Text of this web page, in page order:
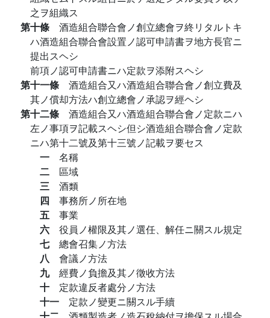
之ヲ組織ス
第十條 酒造組合聯合會ノ創立總會ヲ終リタルトキ
ハ酒造組合聯合會設置ノ認可申請書ヲ地方長官ニ
提出スヘシ
前項ノ認可申請書ニハ定款ヲ添附スヘシ
第十一條 酒造組合又ハ酒造組合聯合會ノ創立費及
其ノ償却方法ハ創立總會ノ承認ヲ經ヘシ
第十二條 酒造組合又ハ酒造組合聯合會ノ定款ニハ
左ノ事項ヲ記載スヘシ但シ酒造組合聯合會ノ定款
ニハ第十二號及第十三號ノ記載ヲ要セス
一 名稱
二 區域
三 酒類
四 事務所ノ所在地
五 事業
六 役員ノ權限及其ノ選任、解任ニ關スル規定
七 總會召集ノ方法
八 會議ノ方法
九 經費ノ負擔及其ノ徵收方法
十 定款違反者處分ノ方法
十一 定款ノ變更ニ關スル手續